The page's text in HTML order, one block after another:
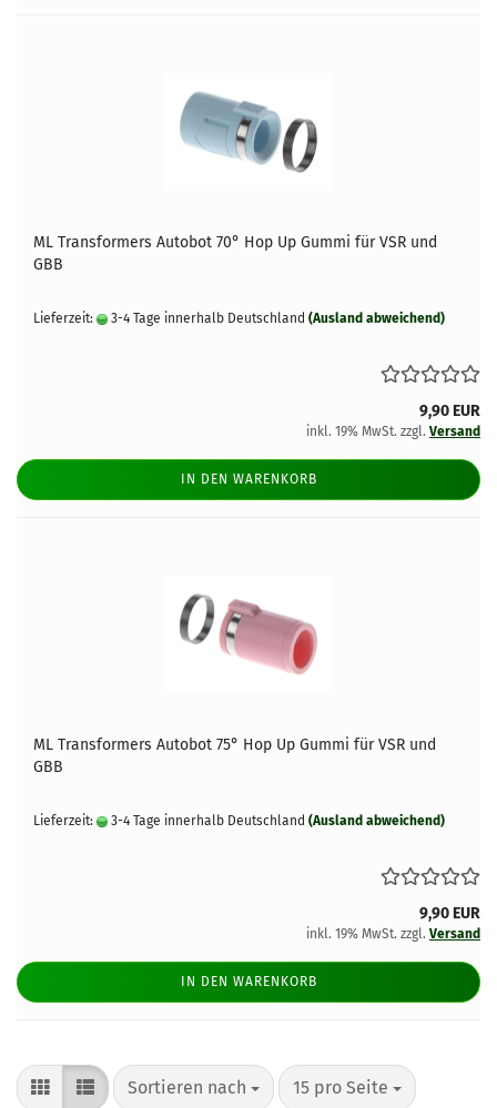
ML Transformers Autobot 70° Hop Up Gummi für VSR und
GBB
Lieferzeit: 3-4 Tage innerhalb Deutschland (Ausland abweichend)
9,90 EUR
inkl. 19% MwSt. zzgl. Versand
IN DEN WARENKORB
ML Transformers Autobot 75° Hop Up Gummi für VSR und
GBB
Lieferzeit: 3-4 Tage innerhalb Deutschland (Ausland abweichend)
9,90 EUR
inkl. 19% MwSt. zzgl. Versand
IN DEN WARENKORB
Sortieren nach
Sortieren nach 15 pro Seite
pro Seite